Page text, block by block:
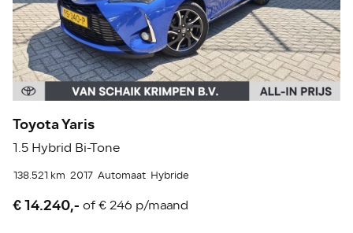
Toyota Yaris
1.5 Hybrid Bi-Tone
138.521 km 2017 Automaat Hybride
€ 14.240,- of€ 246 p/maand